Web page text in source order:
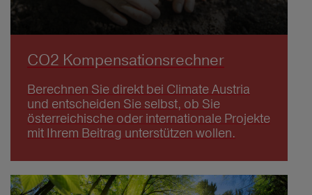
CO2 Kompensationsrechner
Berechnen Sie direkt bei Climate Austria
und entscheiden Sie selbst, ob Sie
österreichische oder internationale Projekte
mit Ihrem Beitrag unterstützen wollen.